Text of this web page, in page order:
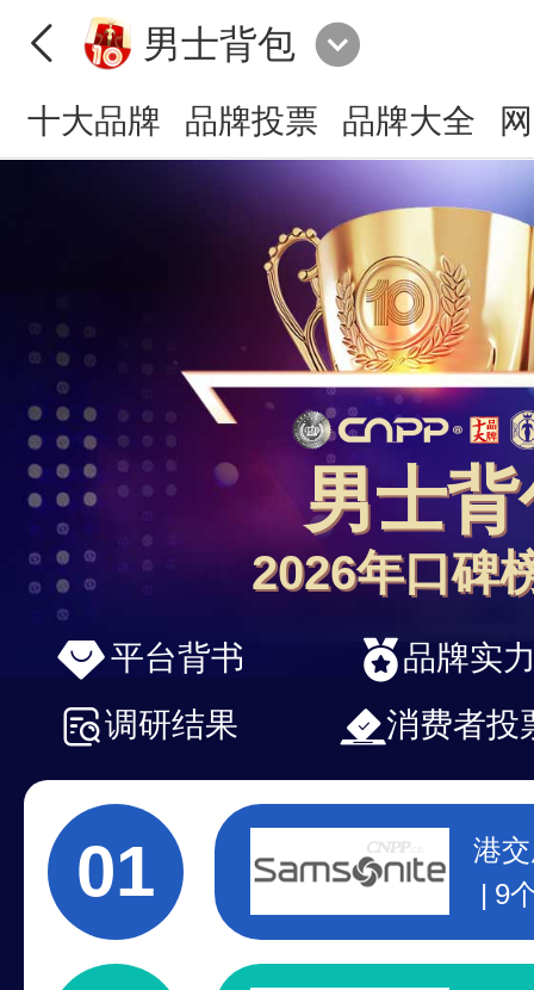
男士背包
十大品牌 品牌投票 品牌大全
男士
2026年口碑
平台背书
品牌实
调研结果
消费者投
01
港
9
7